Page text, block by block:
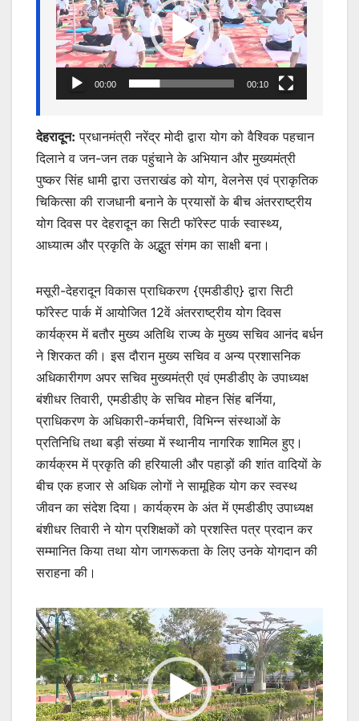
00:00 00:10
देहरादून: प्रधानमंत्री नरेंद्र मोदी द्वारा योग को वैश्विक पहचान
दिलाने व जन-जन तक पहुंचाने के अभियान और मुख्यमंत्री
पुष्कर सिंह धामी द्वारा उत्तराखंड को योग, वेलनेस एवं प्राकृतिक
चिकित्सा की राजधानी बनाने के प्रयासों के बीच अंतरराष्ट्रीय
योग दिवस पर देहरादून का सिटी फॉरेस्ट पार्क स्वास्थ्य,
आध्यात्म और प्रकृति के अद्भुत संगम का साक्षी बना।
मसूरी-देहरादून विकास प्राधिकरण {एमडीडीए} द्वारा सिटी
फॉरेस्ट पार्क में आयोजित 12वें अंतरराष्ट्रीय योग दिवस
कार्यक्रम में बतौर मुख्य अतिथि राज्य के मुख्य सचिव आनंद बर्धन
ने शिरकत की। इस दौरान मुख्य सचिव व अन्य प्रशासनिक
अधिकारीगण अपर सचिव मुख्यमंत्री एवं एमडीडीए के उपाध्यक्ष
बंशीधर तिवारी, एमडीडीए के सचिव मोहन सिंह बर्निया,
प्राधिकरण के अधिकारी-कर्मचारी, विभिन्न संस्थाओं के
प्रतिनिधि तथा बड़ी संख्या में स्थानीय नागरिक शामिल हुए।
कार्यक्रम में प्रकृति की हरियाली और पहाड़ों की शांत वादियों के
बीच एक हजार से अधिक लोगों ने सामूहिक योग कर स्वस्थ
जीवन का संदेश दिया। कार्यक्रम के अंत में एमडीडीए उपाध्यक्ष
बंशीधर तिवारी ने योग प्रशिक्षकों को प्रशस्ति पत्र प्रदान कर
सम्मानित किया तथा योग जागरूकता के लिए उनके योगदान की
सराहना की।
Video
Player